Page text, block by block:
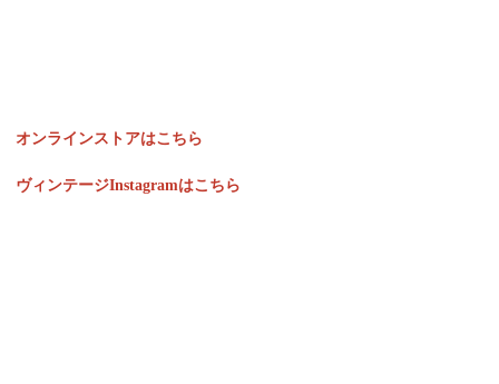
オンラインストアはこちら
ヴィンテージInstagramはこちら